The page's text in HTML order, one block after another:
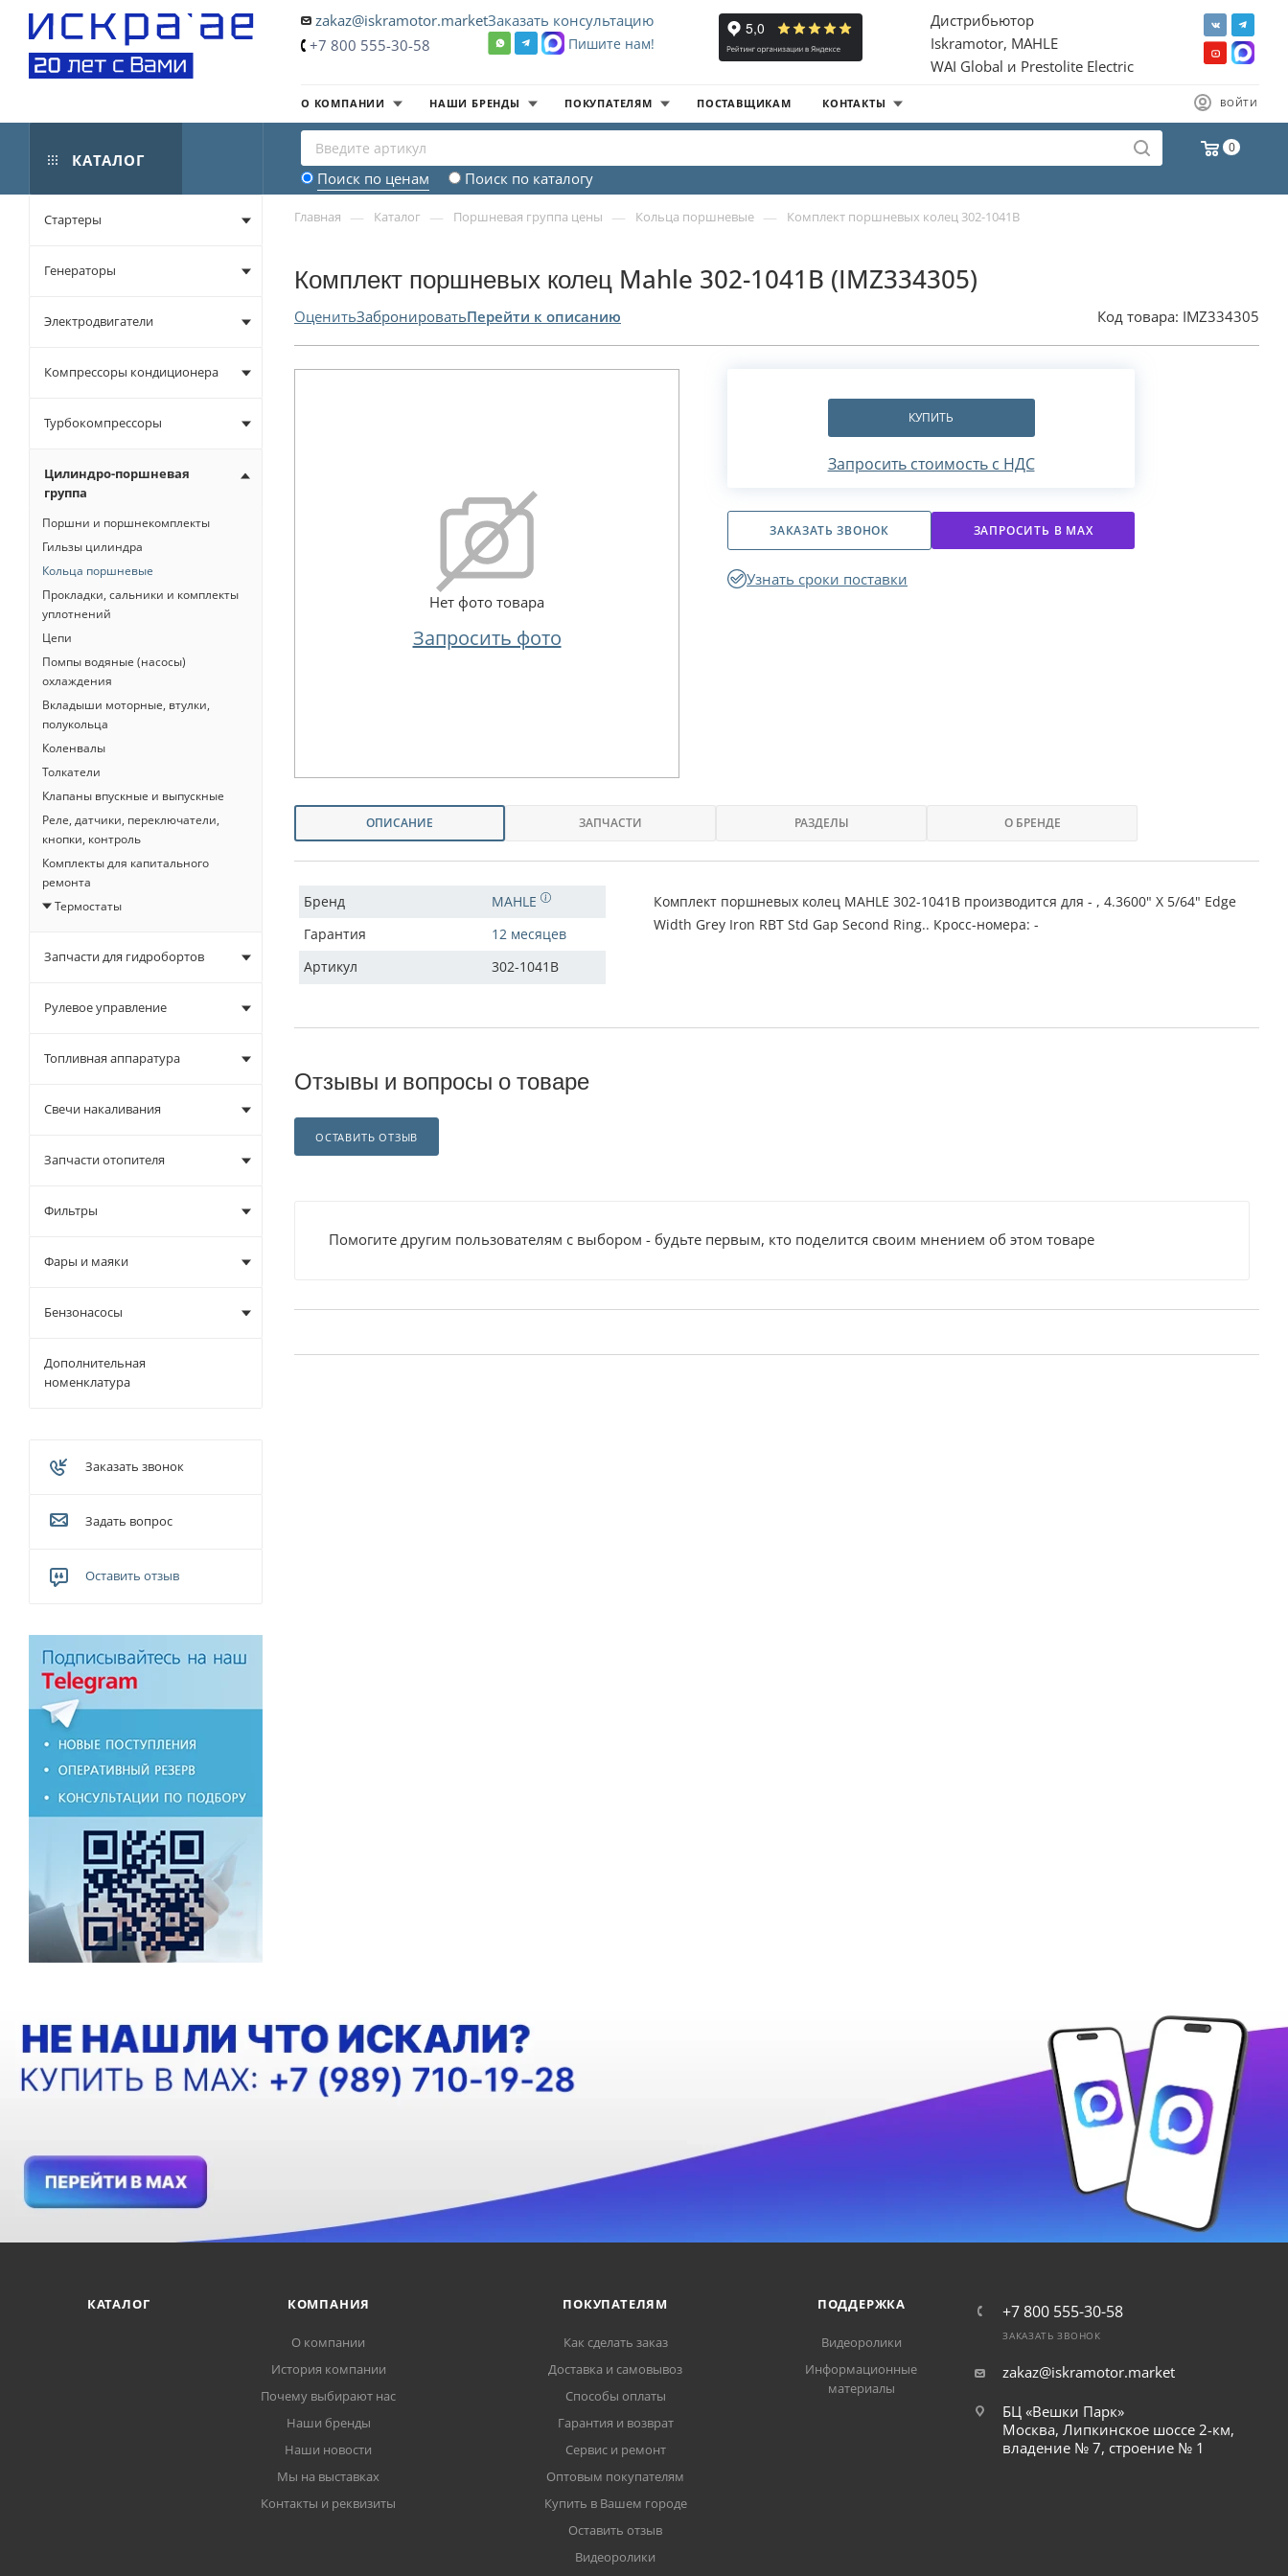
zakaz@iskramotor.market
+7 800 555-30-58
Заказать консультацию
Пишите нам!
Дистрибьютор
Iskramotor, MAHLE
WAI Global и Prestolite Electric
ВОЙТИ
О КОМПАНИИ НАШИ БРЕНДЫ ПОКУПАТЕЛЯМ ПОСТАВЩИКАМ КОНТАКТЫ
0
КАТАЛОГ
Поиск по ценам Поиск по каталогу
Главная — Каталог — Поршневая группа цены — Кольца поршневые — Комплект поршневых колец 302-1041B
Комплект поршневых колец Mahle 302-1041B (IMZ334305)
ОценитьЗабронироватьПерейти к описанию Код товара: IMZ334305
Нет фото товара
Запросить фото
КУПИТЬ
Запросить стоимость с НДС
ЗАКАЗАТЬ ЗВОНОК ЗАПРОСИТЬ В МАХ
Узнать сроки поставки
ОПИСАНИЕ ЗАПЧАСТИ РАЗДЕЛЫ О БРЕНДЕ
Бренд
MAHLE
Гарантия
12 месяцев
Артикул
302-1041B
Комплект поршневых колец MAHLE 302-1041B производится для - , 4.3600" X 5/64" Edge
Width Grey Iron RBT Std Gap Second Ring.. Кросс-номера: -
Отзывы и вопросы о товаре
ОСТАВИТЬ ОТЗЫВ
Помогите другим пользователям с выбором - будьте первым, кто поделится своим мнением об этом товаре
Стартеры
Генераторы
Электродвигатели
Компрессоры кондиционера
Турбокомпрессоры
Цилиндро-поршневая
группа
Поршни и поршнекомплекты
Гильзы цилиндра
Кольца поршневые
Прокладки, сальники и комплекты
уплотнений
Цепи
Помпы водяные (насосы)
охлаждения
Вкладыши моторные, втулки,
полукольца
Коленвалы
Толкатели
Клапаны впускные и выпускные
Реле, датчики, переключатели,
кнопки, контроль
Комплекты для капитального
ремонта
Термостаты
Запчасти для гидробортов
Рулевое управление
Топливная аппаратура
Свечи накаливания
Запчасти отопителя
Фильтры
Фары и маяки
Бензонасосы
Дополнительная
номенклатура
Заказать звонок
Задать вопрос
Оставить отзыв
КАТАЛОГ КОМПАНИЯ
О компании
История компании
Почему выбирают нас
Наши бренды
Наши новости
Мы на выставках
Контакты и реквизиты
ПОКУПАТЕЛЯМ
Как сделать заказ
Доставка и самовывоз
Способы оплаты
Гарантия и возврат
Сервис и ремонт
Оптовым покупателям
Купить в Вашем городе
Оставить отзыв
Видеоролики
ПОДДЕРЖКА
Видеоролики
Информационные
материалы
+7 800 555-30-58
ЗАКАЗАТЬ ЗВОНОК
zakaz@iskramotor.market
БЦ «Вешки Парк»
Москва, Липкинское шоссе 2-км,
владение № 7, строение № 1